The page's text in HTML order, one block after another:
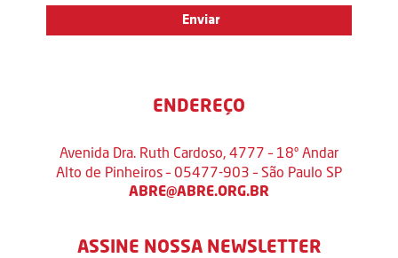
ENDEREÇO
Avenida Dra. Ruth Cardoso, 4777 – 18º Andar
Alto de Pinheiros – 05477-903 – São Paulo SP
ABRE@ABRE.ORG.BR
ASSINE NOSSA NEWSLETTER